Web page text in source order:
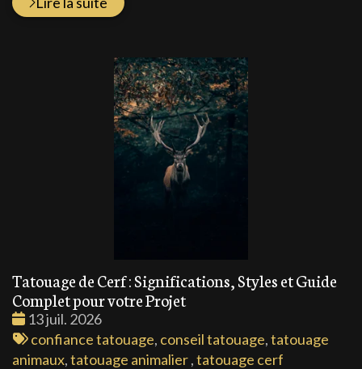
Tatouage de Cerf : Significations, Styles et Guide
Complet pour votre Projet
Date
:
13 juil. 2026
Tags
:
confiance tatouage, conseil tatouage,tatouage
animaux,tatouage animalier,tatouage cerf